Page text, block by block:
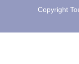
Copyright